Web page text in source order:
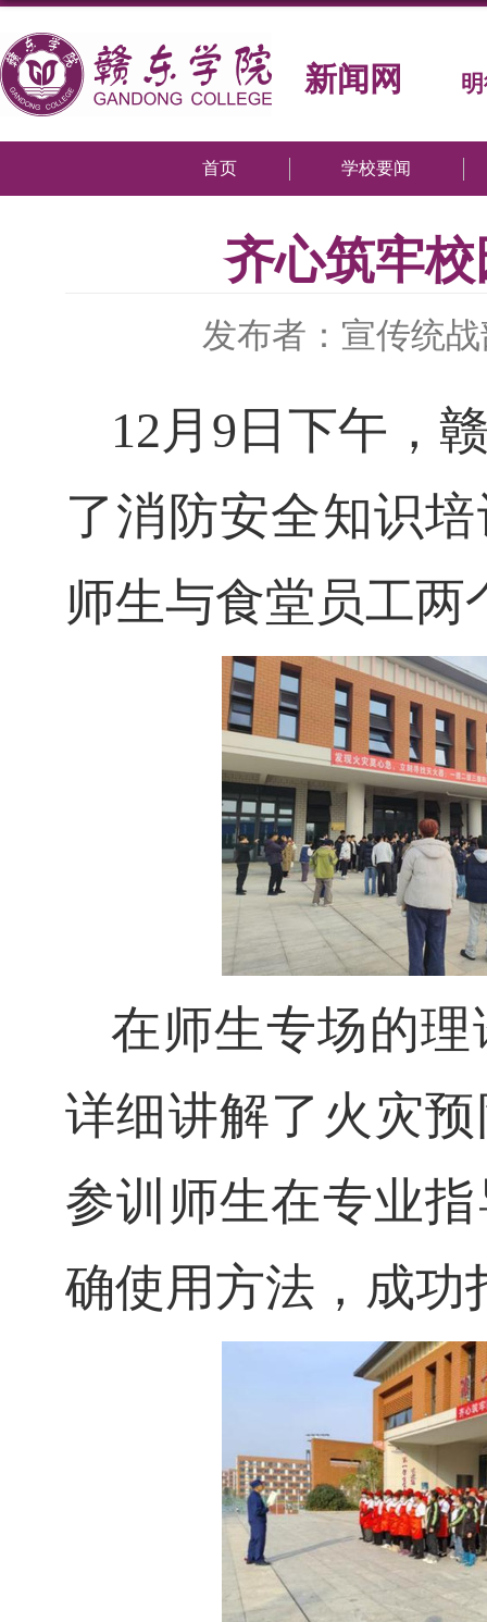
新闻网
首页 学校要闻
齐心筑牢
发布者：宣传统
12月9日下午，
了消防安全知识
师生与食堂员工两
在师生专场的
详细讲解了火灾
参训师生在专业
确使用方法，成功